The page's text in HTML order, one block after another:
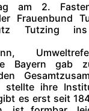
am 2.
Frauenbund
Tutzing ins
Bayern gab
stellte ihre
es erst seit